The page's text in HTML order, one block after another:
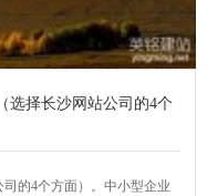
选择长沙网站公司的4个
的4个方面）。中小型企业